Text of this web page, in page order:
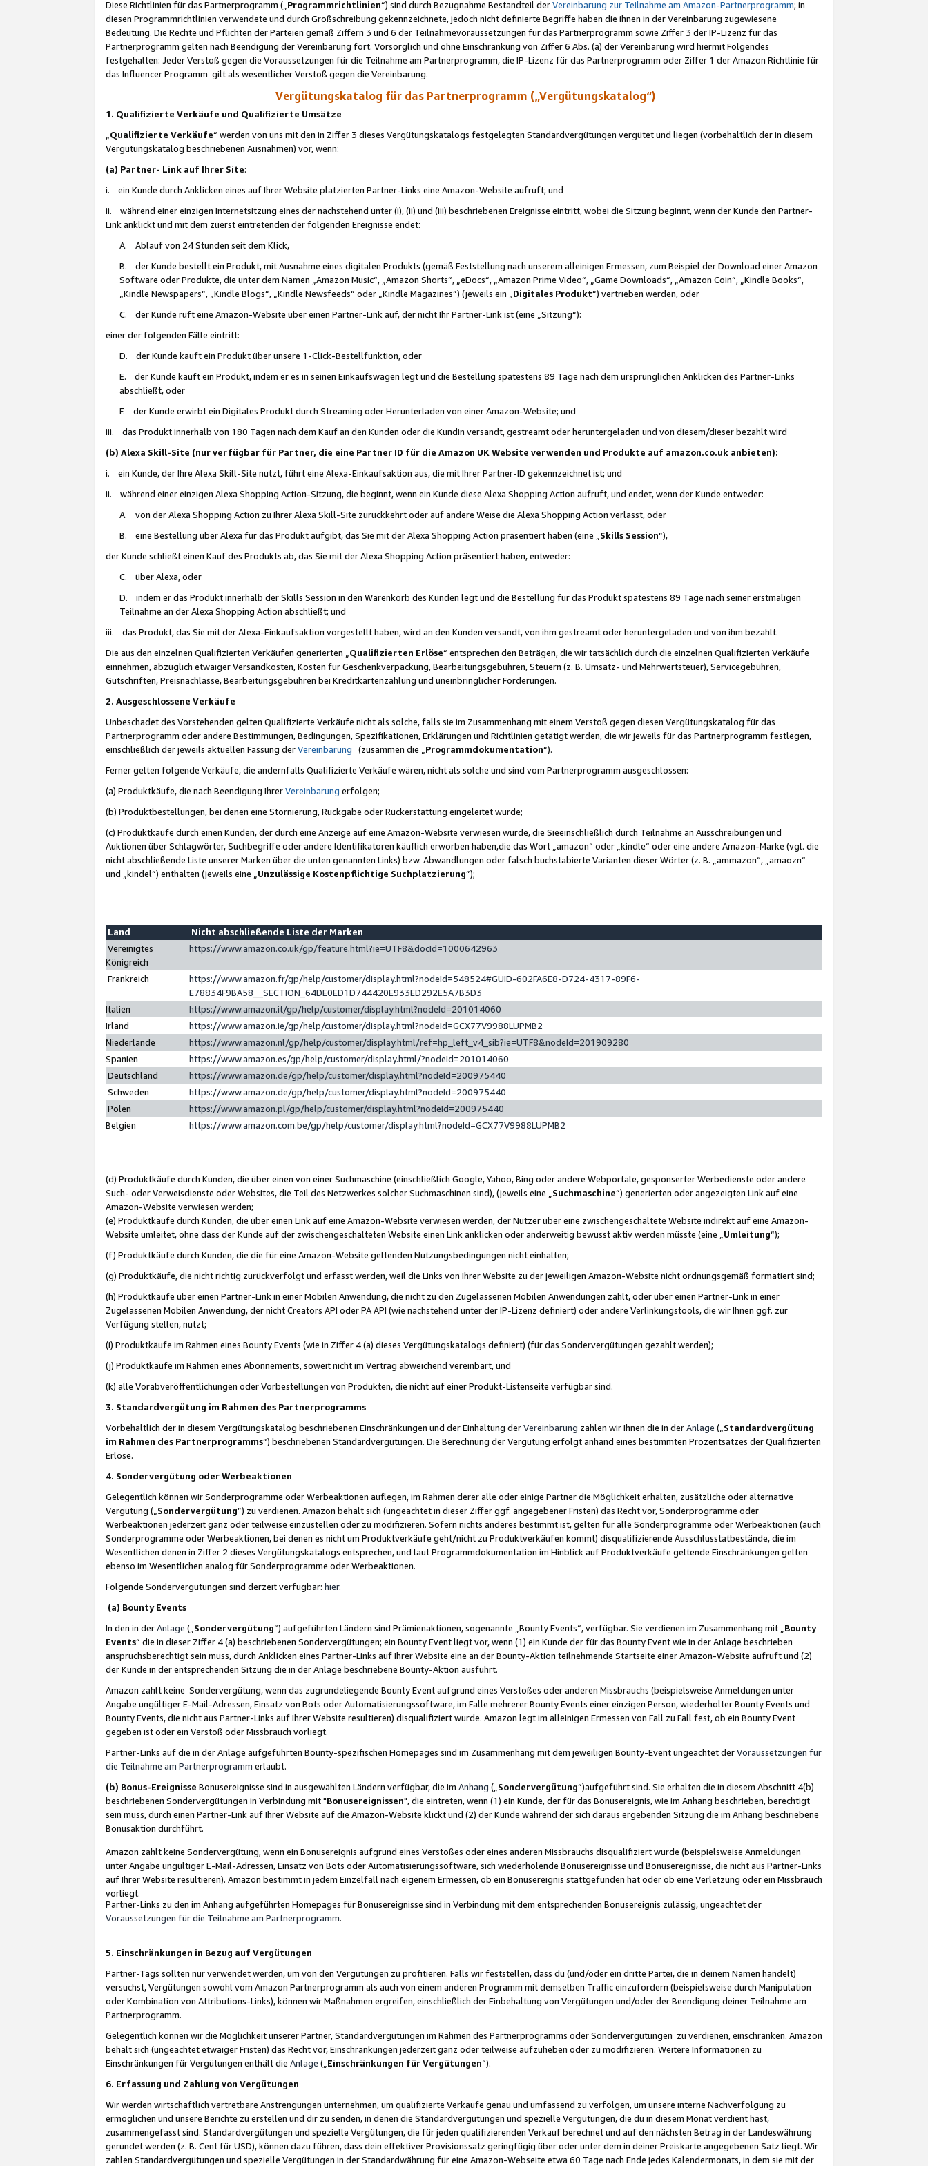
Diese Richtlinien für das Partnerprogramm („Programmrichtlinien“) sind durch Bezugnahme Bestandteil derVereinbarung zur Teilnahme am Amazon-Partnerprogramm; in
diesen Programmrichtlinien verwendete und durch Großschreibung gekennzeichnete, jedoch nicht definierte Begriffe haben die ihnen in der Vereinbarung zugewiesene
Bedeutung. Die Rechte und Pflichten der Parteien gemäß Ziffern 3 und 6 der Teilnahmevoraussetzungen für das Partnerprogramm sowie Ziffer 3 der IP-Lizenz für das
Partnerprogramm gelten nach Beendigung der Vereinbarung fort. Vorsorglich und ohne Einschränkung von Ziffer 6 Abs. (a) der Vereinbarung wird hiermit Folgendes
festgehalten: Jeder Verstoß gegen die Voraussetzungen für die Teilnahme am Partnerprogramm, die IP-Lizenz für das Partnerprogramm oder Ziffer 1 der Amazon Richtlinie für
das Influencer Programm gilt als wesentlicher Verstoß gegen die Vereinbarung.
Vergütungskatalog für das Partnerprogramm („Vergütungskatalog“)
1. Qualifizierte Verkäufe und Qualifizierte Umsätze
Qualifizierte Verkäufe“ werden von uns mit den in Ziffer 3 dieses Vergütungskatalogs festgelegten Standardvergütungen vergütet und liegen (vorbehaltlich der in diesem
Vergütungskatalog beschriebenen Ausnahmen) vor, wenn:
(a) Partner- Link auf Ihrer Site:
i. ein Kunde durch Anklicken eines auf Ihrer Website platzierten Partner-Links eine Amazon-Website aufruft; und
ii. während einer einzigen Internetsitzung eines der nachstehend unter (i), (ii) und (iii) beschriebenen Ereignisse eintritt, wobei die Sitzung beginnt, wenn der Kunde den Partner-
Link anklickt und mit dem zuerst eintretenden der folgenden Ereignisse endet:
A. Ablauf von 24 Stunden seit dem Klick,
B. der Kunde bestellt ein Produkt, mit Ausnahme eines digitalen Produkts (gemäß Feststellung nach unserem alleinigen Ermessen, zum Beispiel der Download einer Amazon
Software oder Produkte, die unter dem Namen „Amazon Music“, „Amazon Shorts“, „eDocs“, „Amazon Prime Video“, „Game Downloads“, „Amazon Coin“, „Kindle Books“,
„Kindle Newspapers“, „Kindle Blogs“, „Kindle Newsfeeds“ oder „Kindle Magazines“) (jeweils ein „ Digitales Produkt“) vertrieben werden, oder
C. der Kunde ruft eine Amazon-Website über einen Partner-Link auf, der nicht Ihr Partner-Link ist (eine „Sitzung“):
einer der folgenden Fälle eintritt:
D. der Kunde kauft ein Produkt über unsere 1-Click-Bestellfunktion, oder
E. der Kunde kauft ein Produkt, indem er es in seinen Einkaufswagen legt und die Bestellung spätestens 89 Tage nach dem ursprünglichen Anklicken des Partner-Links
abschließt, oder
F. der Kunde erwirbt ein Digitales Produkt durch Streaming oder Herunterladen von einer Amazon-Website; und
iii. das Produkt innerhalb von 180 Tagen nach dem Kauf an den Kunden oder die Kundin versandt, gestreamt oder heruntergeladen und von diesem/dieser bezahlt wird
(b) Alexa Skill-Site (nur verfügbar für Partner, die eine Partner ID für die Amazon UK Website verwenden und Produkte auf amazon.co.uk anbieten):
i. ein Kunde, der Ihre Alexa Skill-Site nutzt, führt eine Alexa-Einkaufsaktion aus, die mit Ihrer Partner-ID gekennzeichnet ist; und
ii. während einer einzigen Alexa Shopping Action-Sitzung, die beginnt, wenn ein Kunde diese Alexa Shopping Action aufruft, und endet, wenn der Kunde entweder:
A. von der Alexa Shopping Action zu Ihrer Alexa Skill-Site zurückkehrt oder auf andere Weise die Alexa Shopping Action verlässt, oder
B. eine Bestellung über Alexa für das Produkt aufgibt, das Sie mit der Alexa Shopping Action präsentiert haben (eine „ Skills Session“),
der Kunde schließt einen Kauf des Produkts ab, das Sie mit der Alexa Shopping Action präsentiert haben, entweder:
C. über Alexa, oder
D. indem er das Produkt innerhalb der Skills Session in den Warenkorb des Kunden legt und die Bestellung für das Produkt spätestens 89 Tage nach seiner erstmaligen
Teilnahme an der Alexa Shopping Action abschließt; und
iii. das Produkt, das Sie mit der Alexa-Einkaufsaktion vorgestellt haben, wird an den Kunden versandt, von ihm gestreamt oder heruntergeladen und von ihm bezahlt.
Die aus den einzelnen Qualifizierten Verkäufen generierten „ Qualifizierten Erlöse“ entsprechen den Beträgen, die wir tatsächlich durch die einzelnen Qualifizierten Verkäufe
einnehmen, abzüglich etwaiger Versandkosten, Kosten für Geschenkverpackung, Bearbeitungsgebühren, Steuern (z. B. Umsatz- und Mehrwertsteuer), Servicegebühren,
Gutschriften, Preisnachlässe, Bearbeitungsgebühren bei Kreditkartenzahlung und uneinbringlicher Forderungen.
2. Ausgeschlossene Verkäufe
Unbeschadet des Vorstehenden gelten Qualifizierte Verkäufe nicht als solche, falls sie im Zusammenhang mit einem Verstoß gegen diesen Vergütungskatalog für das
Partnerprogramm oder andere Bestimmungen, Bedingungen, Spezifikationen, Erklärungen und Richtlinien getätigt werden, die wir jeweils für das Partnerprogramm festlegen,
einschließlich der jeweils aktuellen Fassung derVereinbarung (zusammen die „ Programmdokumentation“).
Ferner gelten folgende Verkäufe, die andernfalls Qualifizierte Verkäufe wären, nicht als solche und sind vom Partnerprogramm ausgeschlossen:
(a) Produktkäufe, die nach Beendigung IhrerVereinbarung erfolgen;
(b) Produktbestellungen, bei denen eine Stornierung, Rückgabe oder Rückerstattung eingeleitet wurde;
(c) Produktkäufe durch einen Kunden, der durch eine Anzeige auf eine Amazon-Website verwiesen wurde, die Sieeinschließlich durch Teilnahme an Ausschreibungen und
Auktionen über Schlagwörter, Suchbegriffe oder andere Identifikatoren käuflich erworben haben,die das Wort „amazon“ oder „kindle“ oder eine andere Amazon-Marke (vgl. die
nicht abschließende Liste unserer Marken über die unten genannten Links) bzw. Abwandlungen oder falsch buchstabierte Varianten dieser Wörter (z. B. „ammazon“, „amaozn“
und „kindel“) enthalten (jeweils eine „ Unzulässige Kostenpflichtige Suchplatzierung”);
Land
Nicht abschließende Liste der Marken
Vereinigtes
Königreich
https://www.amazon.co.uk/gp/feature.html?ie=UTF8&docId=1000642963
Frankreich
https://www.amazon.fr/gp/help/customer/display.html?nodeId=548524#GUID-602FA6E8-D724-4317-89F6-
E78834F9BA58__SECTION_64DE0ED1D744420E933ED292E5A7B3D3
Italien
https://www.amazon.it/gp/help/customer/display.html?nodeId=201014060
Irland
https://www.amazon.ie/gp/help/customer/display.html?nodeId=GCX77V9988LUPMB2
Niederlande
https://www.amazon.nl/gp/help/customer/display.html/ref=hp_left_v4_sib?ie=UTF8&nodeId=201909280
Spanien
https://www.amazon.es/gp/help/customer/display.html/?nodeId=201014060
Deutschland
https://www.amazon.de/gp/help/customer/display.html?nodeId=200975440
Schweden
https://www.amazon.de/gp/help/customer/display.html?nodeId=200975440
Polen
https://www.amazon.pl/gp/help/customer/display.html?nodeId=200975440
Belgien
https://www.amazon.com.be/gp/help/customer/display.html?nodeId=GCX77V9988LUPMB2
(d) Produktkäufe durch Kunden, die über einen von einer Suchmaschine (einschließlich Google, Yahoo, Bing oder andere Webportale, gesponserter Werbedienste oder andere
Such- oder Verweisdienste oder Websites, die Teil des Netzwerkes solcher Suchmaschinen sind), (jeweils eine „ Suchmaschine“) generierten oder angezeigten Link auf eine
Amazon-Website verwiesen werden;
(e) Produktkäufe durch Kunden, die über einen Link auf eine Amazon-Website verwiesen werden, der Nutzer über eine zwischengeschaltete Website indirekt auf eine Amazon-
Website umleitet, ohne dass der Kunde auf der zwischengeschalteten Website einen Link anklicken oder anderweitig bewusst aktiv werden müsste (eine „ Umleitung“);
(f) Produktkäufe durch Kunden, die die für eine Amazon-Website geltenden Nutzungsbedingungen nicht einhalten;
(g) Produktkäufe, die nicht richtig zurückverfolgt und erfasst werden, weil die Links von Ihrer Website zu der jeweiligen Amazon-Website nicht ordnungsgemäß formatiert sind;
(h) Produktkäufe über einen Partner-Link in einer Mobilen Anwendung, die nicht zu den Zugelassenen Mobilen Anwendungen zählt, oder über einen Partner-Link in einer
Zugelassenen Mobilen Anwendung, der nicht Creators API oder PA API (wie nachstehend unter der IP-Lizenz definiert) oder andere Verlinkungstools, die wir Ihnen ggf. zur
Verfügung stellen, nutzt;
(i) Produktkäufe im Rahmen eines Bounty Events (wie in Ziffer 4 (a) dieses Vergütungskatalogs definiert) (für das Sondervergütungen gezahlt werden);
(j) Produktkäufe im Rahmen eines Abonnements, soweit nicht im Vertrag abweichend vereinbart, und
(k) alle Vorabveröffentlichungen oder Vorbestellungen von Produkten, die nicht auf einer Produkt-Listenseite verfügbar sind.
3. Standardvergütung im Rahmen des Partnerprogramms
Vorbehaltlich der in diesem Vergütungskatalog beschriebenen Einschränkungen und der Einhaltung derVereinbarung zahlen wir Ihnen die in derAnlage („ Standardvergütung
im Rahmen des Partnerprogramms“) beschriebenen Standardvergütungen. Die Berechnung der Vergütung erfolgt anhand eines bestimmten Prozentsatzes der Qualifizierten
Erlöse.
4. Sondervergütung oder Werbeaktionen
Gelegentlich können wir Sonderprogramme oder Werbeaktionen auflegen, im Rahmen derer alle oder einige Partner die Möglichkeit erhalten, zusätzliche oder alternative
Vergütung („ Sondervergütung”) zu verdienen. Amazon behält sich (ungeachtet in dieser Ziffer ggf. angegebener Fristen) das Recht vor, Sonderprogramme oder
Werbeaktionen jederzeit ganz oder teilweise einzustellen oder zu modifizieren. Sofern nichts anderes bestimmt ist, gelten für alle Sonderprogramme oder Werbeaktionen (auch
Sonderprogramme oder Werbeaktionen, bei denen es nicht um Produktverkäufe geht/nicht zu Produktverkäufen kommt) disqualifizierende Ausschlusstatbestände, die im
Wesentlichen denen in Ziffer 2 dieses Vergütungskatalogs entsprechen, und laut Programmdokumentation im Hinblick auf Produktverkäufe geltende Einschränkungen gelten
ebenso im Wesentlichen analog für Sonderprogramme oder Werbeaktionen.
Folgende Sondervergütungen sind derzeit verfügbar: hier.
(a) Bounty Events
In den in derAnlage („ Sondervergütung“) aufgeführten Ländern sind Prämienaktionen, sogenannte „Bounty Events“, verfügbar. Sie verdienen im Zusammenhang mit „ Bounty
Events“ die in dieser Ziffer 4 (a) beschriebenen Sondervergütungen; ein Bounty Event liegt vor, wenn (1) ein Kunde der für das Bounty Event wie in der Anlage beschrieben
anspruchsberechtigt sein muss, durch Anklicken eines Partner-Links auf Ihrer Website eine an der Bounty-Aktion teilnehmende Startseite einer Amazon-Website aufruft und (2)
der Kunde in der entsprechenden Sitzung die in der Anlage beschriebene Bounty-Aktion ausführt.
Amazon zahlt keine Sondervergütung, wenn das zugrundeliegende Bounty Event aufgrund eines Verstoßes oder anderen Missbrauchs (beispielsweise Anmeldungen unter
Angabe ungültiger E-Mail-Adressen, Einsatz von Bots oder Automatisierungssoftware, im Falle mehrerer Bounty Events einer einzigen Person, wiederholter Bounty Events und
Bounty Events, die nicht aus Partner-Links auf Ihrer Website resultieren) disqualifiziert wurde. Amazon legt im alleinigen Ermessen von Fall zu Fall fest, ob ein Bounty Event
gegeben ist oder ein Verstoß oder Missbrauch vorliegt.
Partner-Links auf die in der Anlage aufgeführten Bounty-spezifischen Homepages sind im Zusammenhang mit dem jeweiligen Bounty-Event ungeachtet derVoraussetzungen für
die Teilnahme am Partnerprogramm erlaubt.
(b) Bonus-Ereignisse Bonusereignisse sind in ausgewählten Ländern verfügbar, die im Anhang („ Sondervergütung“)aufgeführt sind. Sie erhalten die in diesem Abschnitt 4(b)
beschriebenen Sondervergütungen in Verbindung mit "Bonusereignissen", die eintreten, wenn (1) ein Kunde, der für das Bonusereignis, wie im Anhang beschrieben, berechtigt
sein muss, durch einen Partner-Link auf Ihrer Website auf die Amazon-Website klickt und (2) der Kunde während der sich daraus ergebenden Sitzung die im Anhang beschriebene
Bonusaktion durchführt.
Amazon zahlt keine Sondervergütung, wenn ein Bonusereignis aufgrund eines Verstoßes oder eines anderen Missbrauchs disqualifiziert wurde (beispielsweise Anmeldungen
unter Angabe ungültiger E-Mail-Adressen, Einsatz von Bots oder Automatisierungssoftware, sich wiederholende Bonusereignisse und Bonusereignisse, die nicht aus Partner-Links
auf Ihrer Website resultieren). Amazon bestimmt in jedem Einzelfall nach eigenem Ermessen, ob ein Bonusereignis stattgefunden hat oder ob eine Verletzung oder ein Missbrauch
vorliegt.
Partner-Links zu den im Anhang aufgeführten Homepages für Bonusereignisse sind in Verbindung mit dem entsprechenden Bonusereignis zulässig, ungeachtet der
Voraussetzungen für die Teilnahme am Partnerprogramm.
5. Einschränkungen in Bezug auf Vergütungen
Partner-Tags sollten nur verwendet werden, um von den Vergütungen zu profitieren. Falls wir feststellen, dass du (und/oder ein dritte Partei, die in deinem Namen handelt)
versuchst, Vergütungen sowohl vom Amazon Partnerprogramm als auch von einem anderen Programm mit demselben Traffic einzufordern (beispielsweise durch Manipulation
oder Kombination von Attributions-Links), können wir Maßnahmen ergreifen, einschließlich der Einbehaltung von Vergütungen und/oder der Beendigung deiner Teilnahme am
Partnerprogramm.
Gelegentlich können wir die Möglichkeit unserer Partner, Standardvergütungen im Rahmen des Partnerprogramms oder Sondervergütungen zu verdienen, einschränken. Amazon
behält sich (ungeachtet etwaiger Fristen) das Recht vor, Einschränkungen jederzeit ganz oder teilweise aufzuheben oder zu modifizieren. Weitere Informationen zu
Einschränkungen für Vergütungen enthält die Anlage („ Einschränkungen für Vergütungen“).
6. Erfassung und Zahlung von Vergütungen
Wir werden wirtschaftlich vertretbare Anstrengungen unternehmen, um qualifizierte Verkäufe genau und umfassend zu verfolgen, um unsere interne Nachverfolgung zu
ermöglichen und unsere Berichte zu erstellen und dir zu senden, in denen die Standardvergütungen und spezielle Vergütungen, die du in diesem Monat verdient hast,
zusammengefasst sind. Standardvergütungen und spezielle Vergütungen, die für jeden qualifizierenden Verkauf berechnet und auf den nächsten Betrag in der Landeswährung
gerundet werden (z. B. Cent für USD), können dazu führen, dass dein effektiver Provisionssatz geringfügig über oder unter dem in deiner Preiskarte angegebenen Satz liegt. Wir
zahlen Standardvergütungen und spezielle Vergütungen in der Standardwährung für eine Amazon-Webseite etwa 60 Tage nach Ende jedes Kalendermonats, in dem sie mit der